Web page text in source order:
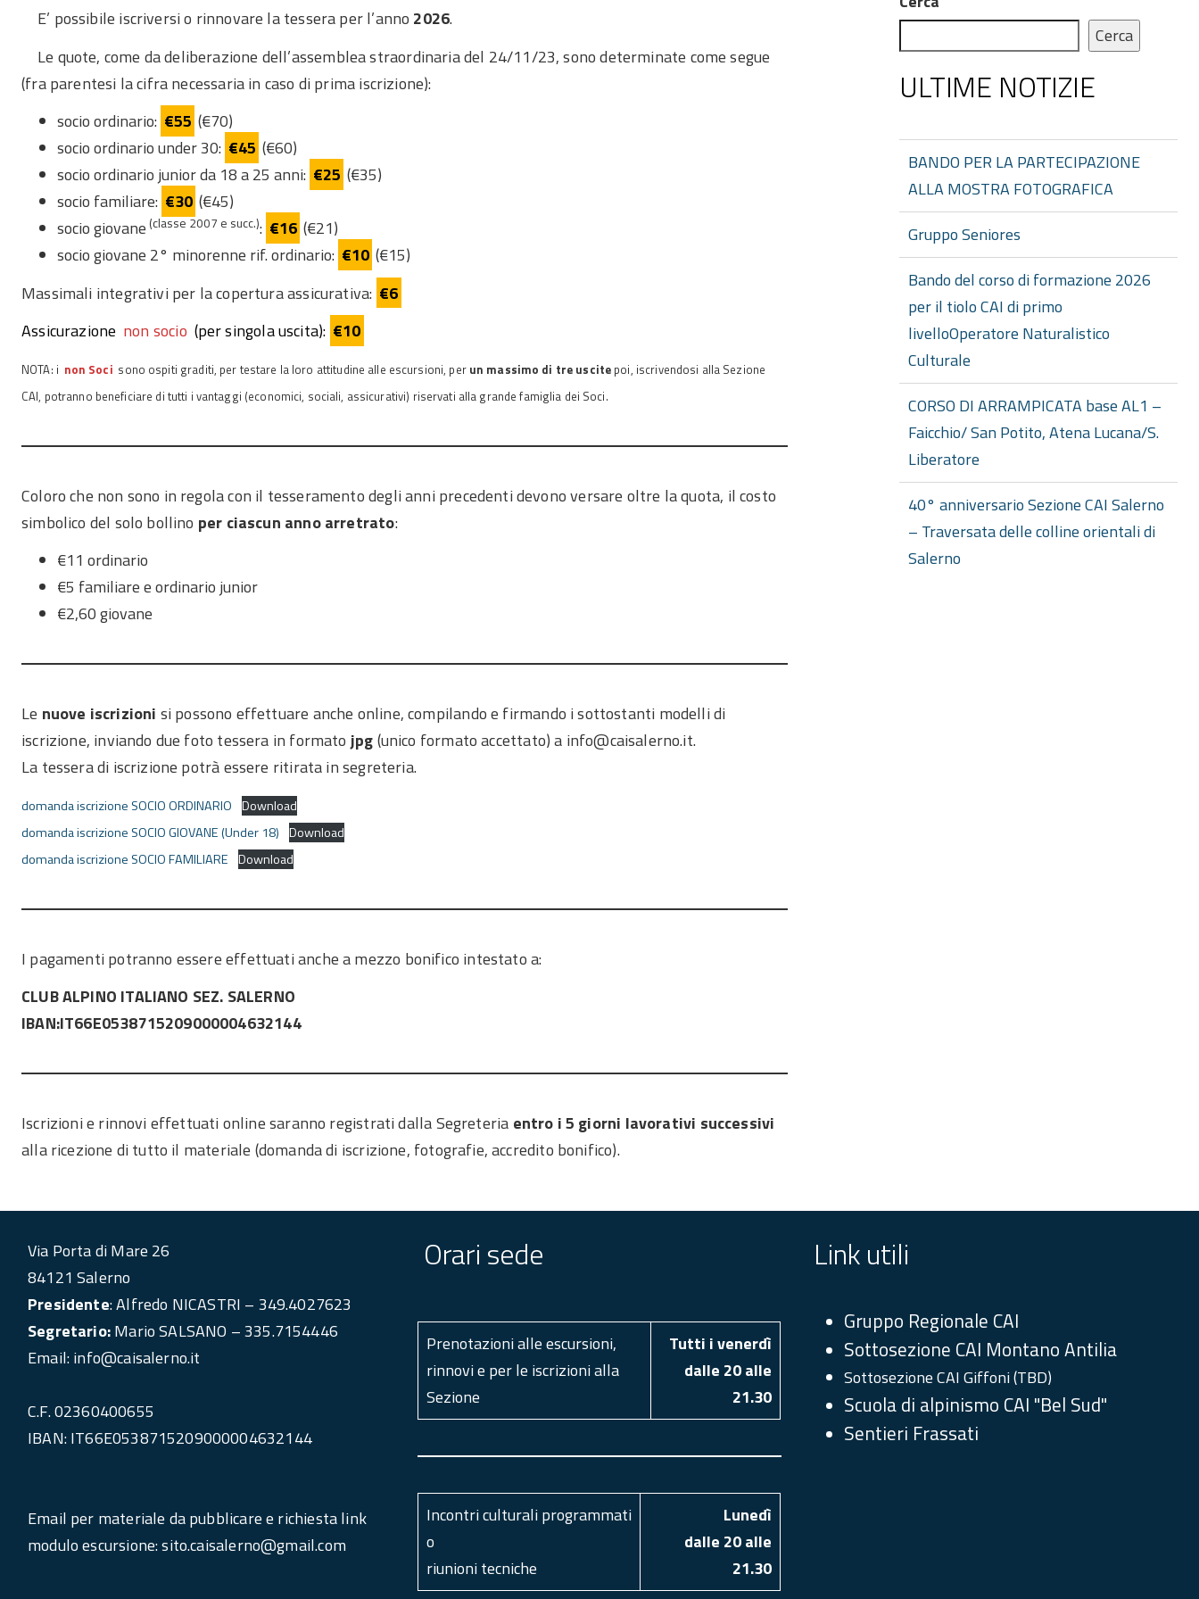
E’ possibile iscriversi o rinnovare la tessera per l’anno 2026.
Le quote, come da deliberazione dell’assemblea straordinaria del 24/11/23, sono determinate come segue
(fra parentesi la cifra necessaria in caso di prima iscrizione):
socio ordinario: €55 (€70)
socio ordinario under 30: €45 (€60)
socio ordinario junior da 18 a 25 anni: €25 (€35)
socio familiare: €30 (€45)
socio giovane (classe 2007 e succ.): €16 (€21)
socio giovane 2° minorenne rif. ordinario: €10 (€15)
Massimali integrativi per la copertura assicurativa: €6
Assicurazione non socio (per singola uscita): €10
NOTA: i non Soci sono ospiti graditi, per testare la loro attitudine alle escursioni, per un massimo di tre uscite poi, iscrivendosi alla Sezione
CAI, potranno beneficiare di tutti i vantaggi (economici, sociali, assicurativi) riservati alla grande famiglia dei Soci.
Coloro che non sono in regola con il tesseramento degli anni precedenti devono versare oltre la quota, il costo
simbolico del solo bollino per ciascun annoarretrato:
€11 ordinario
€5 familiare e ordinario junior
€2,60 giovane
Le nuove iscrizioni si possono effettuare anche online, compilando e firmando i sottostanti modelli di
iscrizione, inviando due foto tessera in formato jpg(unico formato accettato) a info@caisalerno.it.
La tessera di iscrizione potrà essere ritirata in segreteria.
domanda iscrizione SOCIO ORDINARIO Download
domanda iscrizione SOCIO GIOVANE (Under 18) Download
domanda iscrizione SOCIO FAMILIARE Download
I pagamenti potranno essere effettuati anche a mezzo bonifico intestato a:
CLUB ALPINO ITALIANO SEZ. SALERNO
IBAN:IT66E0538715209000004632144
Iscrizioni e rinnovi effettuati online saranno registrati dalla Segreteria entro i 5 giorni lavorativi successivi
alla ricezione di tutto il materiale (domanda di iscrizione, fotografie, accredito bonifico).
Cerca
ULTIME NOTIZIE
BANDO PER LA PARTECIPAZIONE
ALLA MOSTRA FOTOGRAFICA
Gruppo Seniores
Bando del corso di formazione 2026
per il tiolo CAI di primo
livelloOperatore Naturalistico
Culturale
CORSO DI ARRAMPICATA base AL1 –
Faicchio/ San Potito, Atena Lucana/S.
Liberatore
40° anniversario Sezione CAI Salerno
– Traversata delle colline orientali di
Salerno
Via Porta di Mare 26
84121 Salerno
Presidente: Alfredo NICASTRI – 349.4027623
Segretario:Mario SALSANO – 335.7154446
Email: info@caisalerno.it
C.F. 02360400655
IBAN: IT66E0538715209000004632144
Email per materiale da pubblicare e richiesta link
modulo escursione: sito.caisalerno@gmail.com
Orari sede
Prenotazioni alle escursioni,
rinnovi e per le iscrizioni alla
Sezione
Tutti i venerdì
dalle 20 alle
21.30
Incontri culturali programmati
o
riunioni tecniche
Lunedì
dalle 20 alle
21.30
Link utili
Gruppo Regionale CAI
Sottosezione CAI Montano Antilia
Sottosezione CAI Giffoni (TBD)
Scuola di alpinismo CAI "Bel Sud"
Sentieri Frassati